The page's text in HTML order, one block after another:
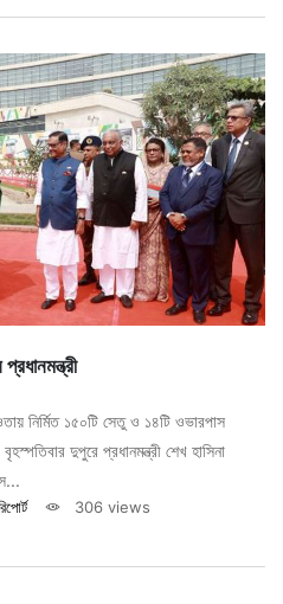
নির্মিত ১৫০টি সেতু ও ১৪টি ওভারপাস
দুপুরে প্রধানমন্ত্রী শেখ হাসিনা
306 views